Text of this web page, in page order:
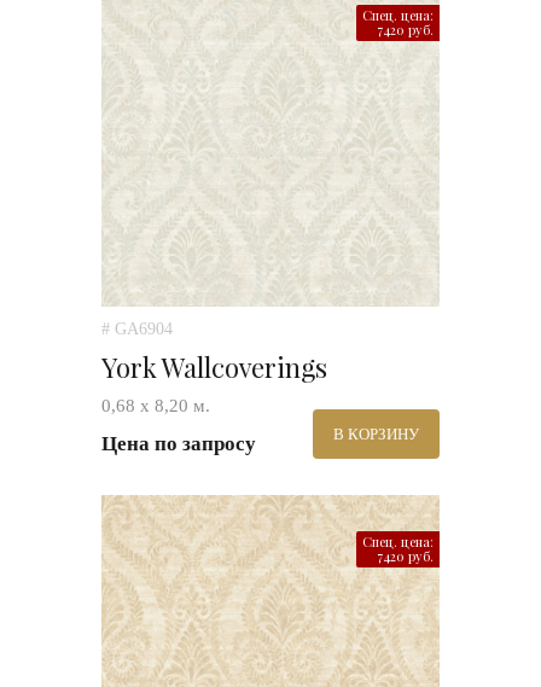
Спец. цена:
7420 руб.
# GA6904
York Wallcoverings
0,68 х 8,20 м.
Цена по запросу В КОРЗИНУ
Спец. цена:
7420 руб.